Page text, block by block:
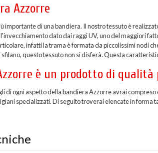
Azzorre
importante di una bandiera. Il nostro tessuto è
dato dai raggi UV, uno del maggiori
infatti la trama è formata da piccolissimi nodi
questo tessuto non si disferà. Questa
è un prodotto di qualità
di ogni aspetto della bandiera Azzorre avrai
specializzati. Di seguito troverai elencate in forma